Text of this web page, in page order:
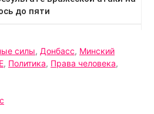
силы, Донбасс, Минский
, Политика, Права человека,